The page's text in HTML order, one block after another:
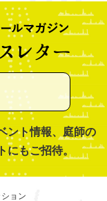
ント情報、庭師の
にもご招待。
ション